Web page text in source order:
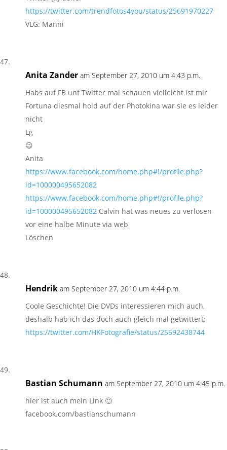
https://twitter.com/trendfotos4you/status/25691970227
VLG: Manni
Anita Zander am September 27, 2010 um 4:43 p.m.
Habs auf FB unf Twitter mal schauen vielleicht ist mir
Fortuna diesmal hold auf der Photokina war sie es leider
nicht
Lg
😉
Anita
https://www.facebook.com/home.php#!/profile.php?
id=100000495652082
https://www.facebook.com/home.php#!/profile.php?
id=100000495652082 Calvin hat was neues zu verlosen
vor eine halbe Minute via web
Löschen
Hendrik am September 27, 2010 um 4:44 p.m.
Coole Geschichte! Die DVDs interessieren mich auch,
deshalb hab ich das doch auch gleich mal getwittert:
https://twitter.com/HKFotografie/status/25692438744
Bastian Schumann am September 27, 2010 um 4:45 p.m.
hier ist auch mein Link 🙂
facebook.com/bastianschumann